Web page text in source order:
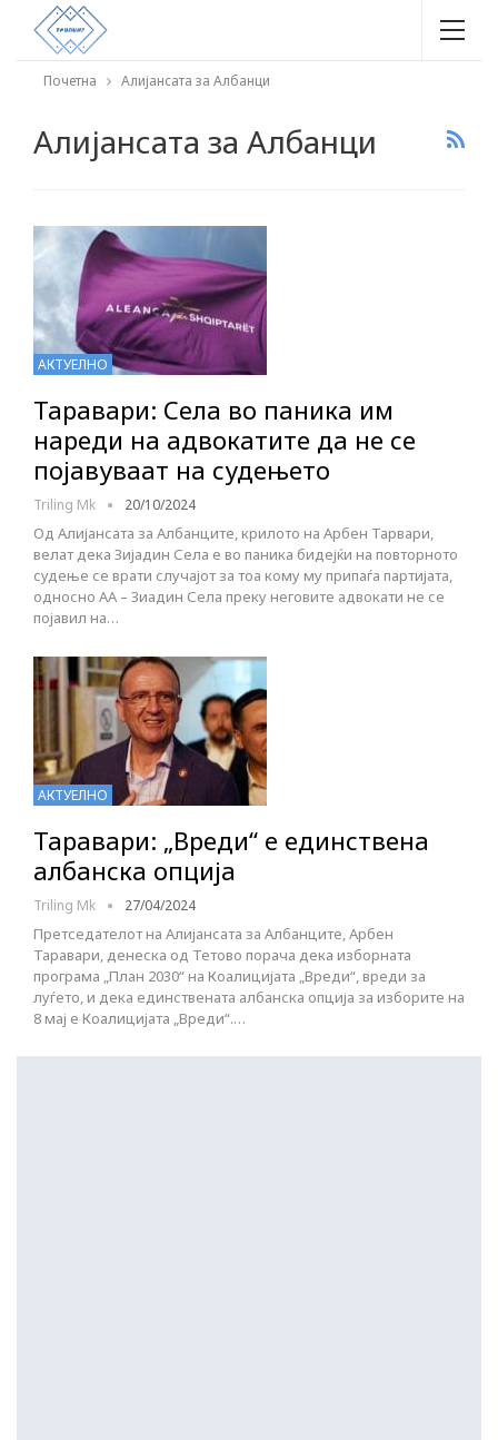
Почетна Алијансата за Албанци
Алијансата за Албанци
АКТУЕЛНО
Таравари: Села во паника им
нареди на адвокатите да не се
појавуваат на судењето
Triling Mk 20/10/2024
Од Алијансата за Албанците, крилото на Арбен Тарвари,
велат дека Зијадин Села е во паника бидејќи на повторното
судење се врати случајот за тоа кому му припаѓа партијата,
односно АА – Зиадин Села преку неговите адвокати не се
појавил на…
АКТУЕЛНО
Таравари: „Вреди“ e единствена
албанска опција
Triling Mk 27/04/2024
Претседателот на Алијансата за Албанците, Арбен
Таравари, денеска од Тетово порача дека изборната
програма „План 2030“ на Коалицијата „Вреди“, вреди за
луѓето, и дека единствената албанска опција за изборите на
8 мај е Коалицијата „Вреди“.…